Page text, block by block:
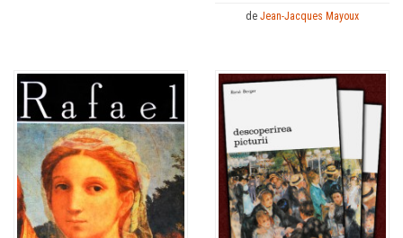
de Jean-Jacques Mayoux